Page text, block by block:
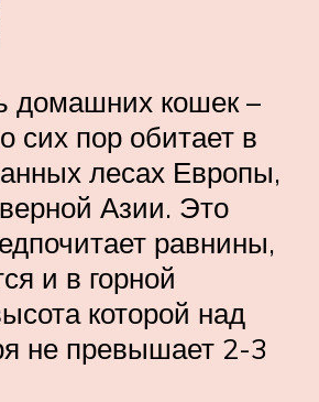
домашних кошек –
сих пор обитает в
лесах Европы,
Азии. Это
равнины,
и в горной
которой над
не превышает 2-3